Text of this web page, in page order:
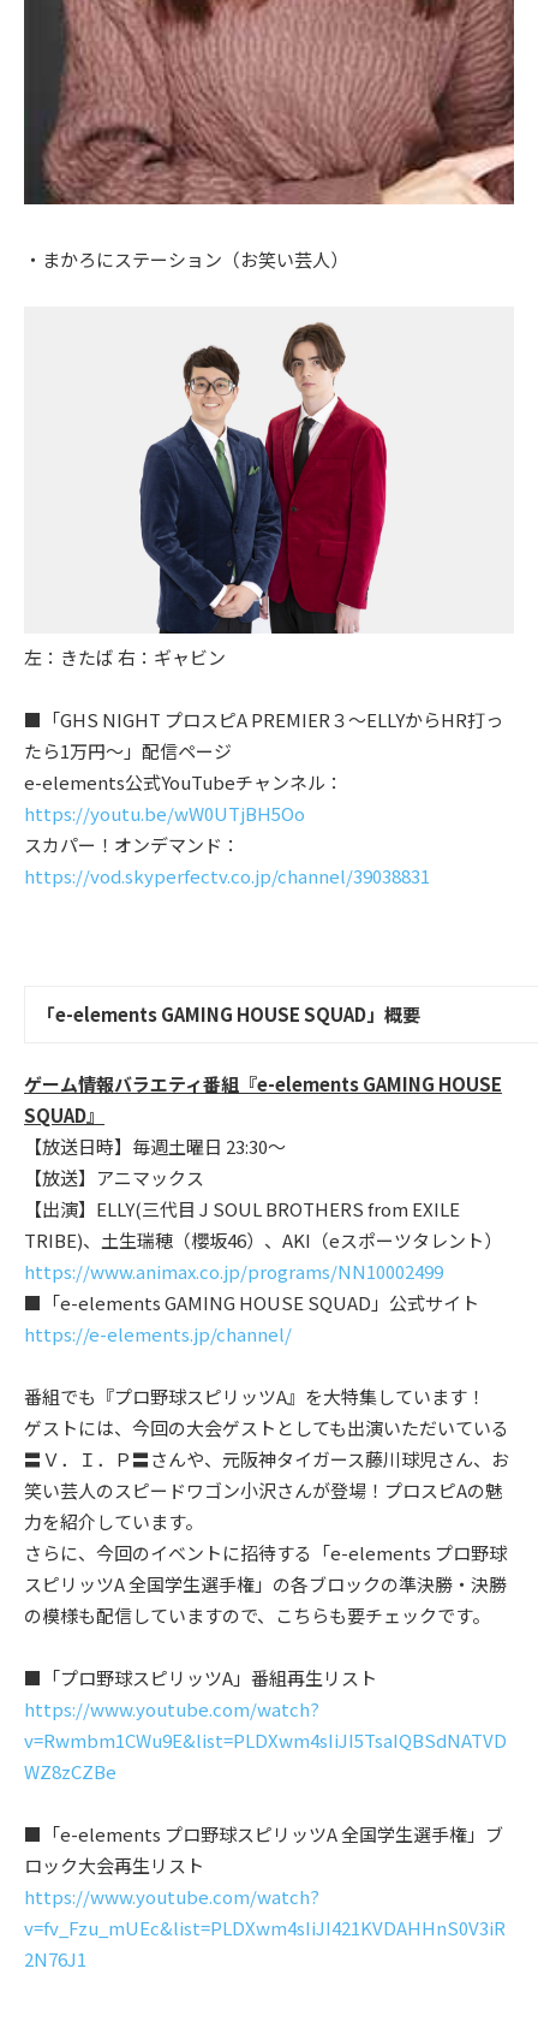
・まかろにステーション（お笑い芸人）
左：きたば 右：ギャビン
■「GHS NIGHT プロスピA PREMIER３～ELLYからHR打っ
たら1万円～」配信ページ
e-elements公式YouTubeチャンネル：
https://youtu.be/wW0UTjBH5Oo
スカパー！オンデマンド：
https://vod.skyperfectv.co.jp/channel/39038831
「e-elements GAMING HOUSE SQUAD」概要
ゲーム情報バラエティ番組『e-elements GAMING HOUSE
SQUAD』
【放送日時】毎週土曜日 23:30～
【放送】アニマックス
【出演】ELLY(三代目 J SOUL BROTHERS from EXILE
TRIBE)、土生瑞穂（櫻坂46）、AKI（eスポーツタレント）
https://www.animax.co.jp/programs/NN10002499
■「e-elements GAMING HOUSE SQUAD」公式サイト
https://e-elements.jp/channel/
番組でも『プロ野球スピリッツA』を大特集しています！
ゲストには、今回の大会ゲストとしても出演いただいている
〓Ｖ．Ｉ．Ｐ〓さんや、元阪神タイガース藤川球児さん、お
笑い芸人のスピードワゴン小沢さんが登場！プロスピAの魅
力を紹介しています。
さらに、今回のイベントに招待する「e-elements プロ野球
スピリッツA 全国学生選手権」の各ブロックの準決勝・決勝
の模様も配信していますので、こちらも要チェックです。
■「プロ野球スピリッツA」番組再生リスト
https://www.youtube.com/watch?
v=Rwmbm1CWu9E&list=PLDXwm4sIiJI5TsaIQBSdNATVD
WZ8zCZBe
■「e-elements プロ野球スピリッツA 全国学生選手権」ブ
ロック大会再生リスト
https://www.youtube.com/watch?
v=fv_Fzu_mUEc&list=PLDXwm4sIiJI421KVDAHHnS0V3iR
2N76J1